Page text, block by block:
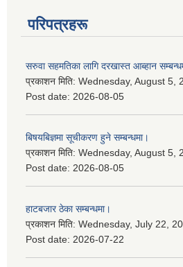
परिपत्रहरू
सरुवा सहमतिका लागि दरखास्त आब्हान
प्रकाशन मिति: Wednesday, August 5,
Post date: 2026-08-05
बिषयबिज्ञमा सूचीकरण हुने सम्बन्धमा।
प्रकाशन मिति: Wednesday, August 5,
Post date: 2026-08-05
हाटबजार ठेका सम्बन्धमा।
प्रकाशन मिति: Wednesday, July 22,
Post date: 2026-07-22